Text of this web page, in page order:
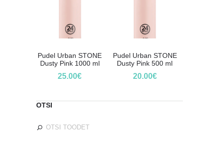
Pudel Urban STONE
Dusty Pink 1000 ml
25.00€
Pudel Urban STONE
Dusty Pink 500 ml
20.00€
OTSI